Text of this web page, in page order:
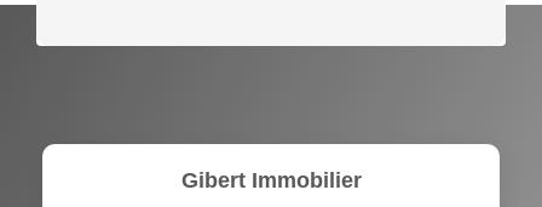
Gibert Immobilier